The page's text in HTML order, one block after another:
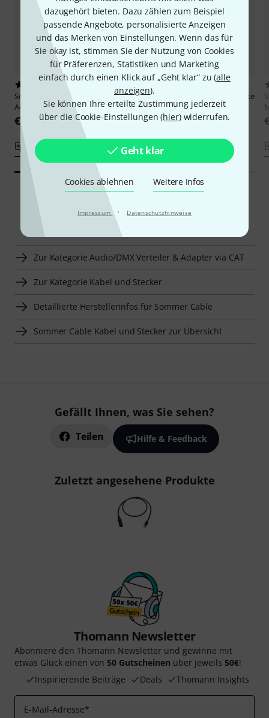
dazugehört bieten. Dazu zählen zum Beispiel
passende Angebote, personalisierte Anzeigen
und das Merken von Einstellungen. Wenn das für
Sie okay ist, stimmen Sie der Nutzung von Cookies
für Präferenzen, Statistiken und Marketing
einfach durch einen Klick auf „Geht klar“ zu (alle
anzeigen).
Sie können Ihre erteilte Zustimmung jederzeit
über die Cookie-Einstellungen (hier) widerrufen.
Geht klar
Cookies ablehnen Weitere Infos
Impressum · Datenschutzhinweise
2
Sommer Cable
CAT7 XLRf
Adapter 1m black
€ 42
Vergleichen
Stairville
RJ45 DMX Shuttle Snake
FX4
€ 39
Vergleichen
Smart Navigator
Zur Kategorie Audio/DMX Verteiler & Adapter via CAT
Zur Kategorie Kabel und Stecker
Detaillierte Herstellerinfos für Sommer Cable
Sommer Cable Kabel und Stecker zur Übersicht
Gefällt Ihnen, was Sie sehen?
Teilen Hilfe & Feedback
Zuletzt angesehene Produkte
Thomann Newsletter
Abonniere den Thomann Newsletter und gewinne mit
etwas Glück einen von 50 Gutscheinen über jeweils 50€!
Inspirierende Beiträge
Deals Thomann Insights
E-Mail-Adresse*